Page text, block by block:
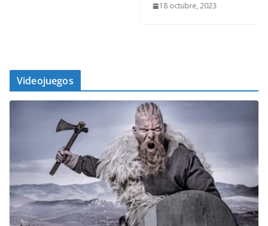
18 octubre, 2023
Videojuegos